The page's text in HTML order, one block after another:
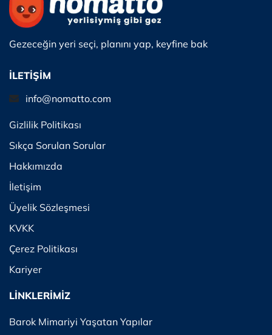
Gezeceğin yeri seçi, planını yap, keyfine bak
İLETİŞİM
info@nomatto.com
Gizlilik Politikası
Sıkça Sorulan Sorular
Hakkımızda
İletişim
Üyelik Sözleşmesi
KVKK
Çerez Politikası
Kariyer
LİNKLERİMİZ
Barok Mimariyi Yaşatan Yapılar